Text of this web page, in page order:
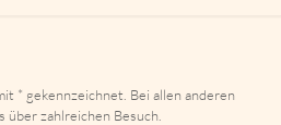
* gekennzeichnet. Bei allen anderen
zahlreichen Besuch.